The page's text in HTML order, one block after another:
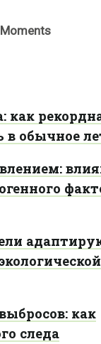
как
в обычное
как
следа